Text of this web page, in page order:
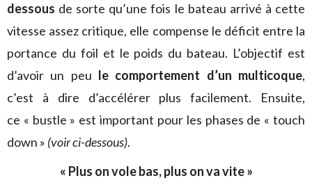
dessous de sorte qu’une fois le bateau arrivé à cette
vitesse assez critique, elle compense le déficit entre la
portance du foil et le poids du bateau. L’objectif est
d’avoir un peu le comportement d’un multicoque,
c’est à dire d’accélérer plus facilement. Ensuite,
ce « bustle » est important pour les phases de « touch
down » (voir ci-dessous).
« Plus on vole bas, plus on va vite »